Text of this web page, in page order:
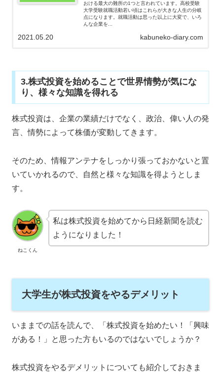
おける最大の難所の1つと言われています。高校受験
大学受験就職活動若い頃はこれらが大きな人生の分岐
点になります。就職活動は思った以上に大変で、いろ
んな企業を...
kabuneko-diary.com
2021.05.20
3.株式投資を始めることで世界情勢が気にな
り、様々な知識を得れる
株式投資は、企業の業績だけでなく、政治、偉い人の発
言、情勢によって株価が変動してきます。
そのため、情報アンテナをしっかり張っておかないと置
いていかれるので、自然と様々な知識を得ようとしま
す。
ねこくん
私は株式投資を始めてから日経新聞を読む
ようになりました！
大学生が株式投資をやるデメリット
いままでの話を読んで、「株式投資を始めたい！「興味
がある！」と思った方もいるのではないでしょうか？
株式投資をやるデメリットについても紹介しておきま